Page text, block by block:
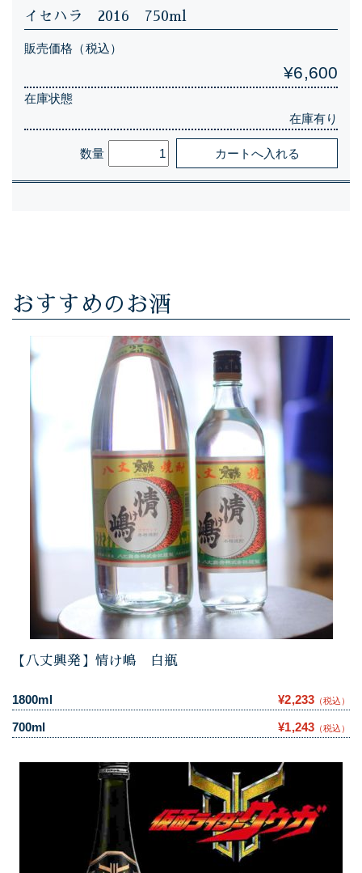
イセハラ 2016 750ml
販売価格（税込）
¥6,600
在庫状態
在庫有り
数量
おすすめのお酒
【八丈興発】情け嶋 白瓶
1800ml ¥2,233 （税込）
700ml ¥1,243 （税込）